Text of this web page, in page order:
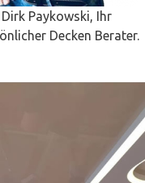
Dirk Paykowski, Ihr
Decken Berater.